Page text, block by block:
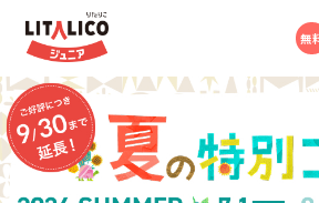
無
コースのご案内
LITALICOジュニア パーソナ
大宮 教室
ページトップ ポイント
1日目 保護者さま
1日目 お子さま
後日 保護者さま